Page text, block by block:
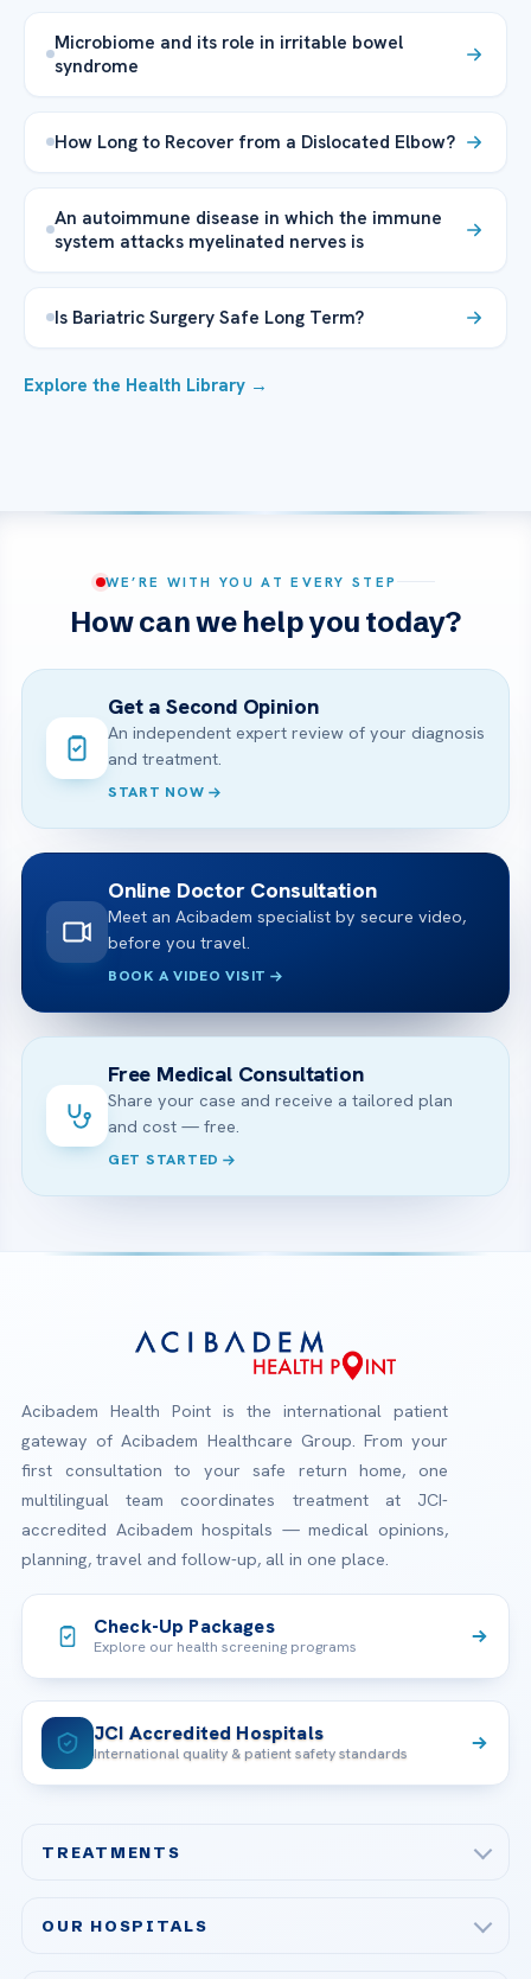
Microbiome and its role in irritable bowel
syndrome
How Long to Recover from a Dislocated Elbow?
An autoimmune disease in which the immune
system attacks myelinated nerves is
Is Bariatric Surgery Safe Long Term?
Explore the Health Library →
WE’RE WITH YOU AT EVERY STEP
How can we help you today?
Get a Second Opinion
An independent expert review of your diagnosis
and treatment.
START NOW
Online Doctor Consultation
Meet an Acibadem specialist by secure video,
before you travel.
BOOK A VIDEO VISIT
Free Medical Consultation
Share your case and receive a tailored plan
and cost — free.
GET STARTED
Acibadem Health Point is the international patient
gateway of Acibadem Healthcare Group. From your
first consultation to your safe return home, one
multilingual team coordinates treatment at JCI-
accredited Acibadem hospitals — medical opinions,
planning, travel and follow-up, all in one place.
Check-Up Packages
Explore our health screening programs
JCI Accredited Hospitals
International quality & patient safety standards
TREATMENTS
OUR HOSPITALS